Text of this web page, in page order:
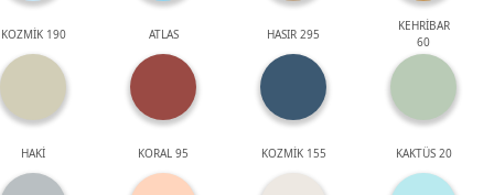
KOZMİK 190 ATLAS HASIR 295
KEHRİBAR
60
HAKİ KORAL 95 KOZMİK 155 KAKTÜS 20